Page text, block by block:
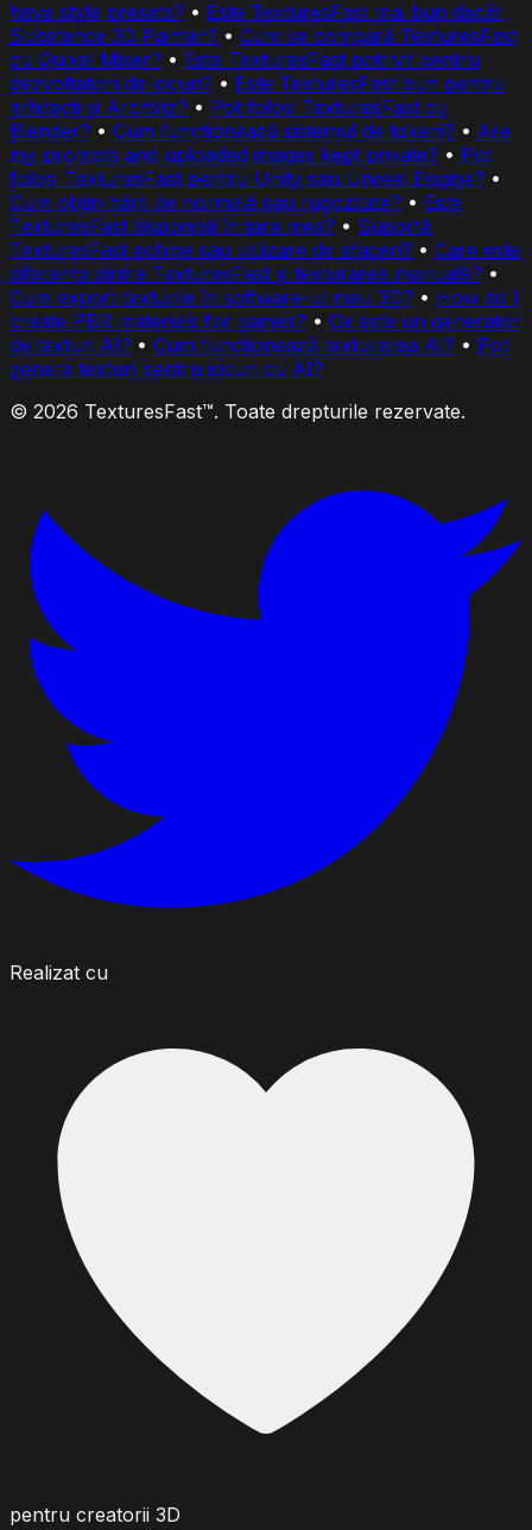
have style presets? • Este TexturesFast mai bun decât
Substance 3D Painter? • Cum se compară TexturesFast
cu Quixel Mixer? • Este TexturesFast potrivit pentru
dezvoltatorii de jocuri? • Este TexturesFast bun pentru
arhitecți și ArchViz? • Pot folosi TexturesFast cu
Blender? • Cum funcționează sistemul de tokeni? • Are
my prompts and uploaded images kept private? • Pot
folosi TexturesFast pentru Unity sau Unreal Engine? •
Cum obțin hărți de normală sau rugozitate? • Este
TexturesFast disponibil în țara mea? • Suportă
TexturesFast echipe sau utilizare de afaceri? • Care este
diferența dintre TexturesFast și texturarea manuală? •
Cum export texturile în software-ul meu 3D? • How do I
create PBR materials for games? • Ce este un generator
de texturi AI? • Cum funcționează texturarea AI? • Pot
genera texturi pentru jocuri cu AI?
© 2026 TexturesFast™. Toate drepturile rezervate.
Realizat cu
pentru creatorii 3D